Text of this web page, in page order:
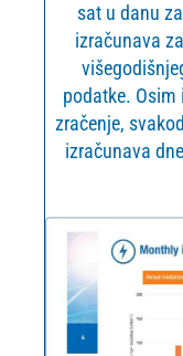
sat u danu
izračunava
podatke. Osim
zračenje,
izračunava